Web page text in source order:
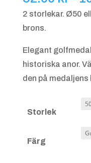
2 storlekar. Ø50
brons.
Elegant
historiska anor.
den på medaljens
Storlek
Färg